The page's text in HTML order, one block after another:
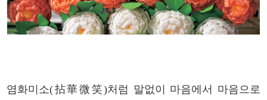
염화미소(拈華微笑)처럼 말없이 마음에서 마음으로